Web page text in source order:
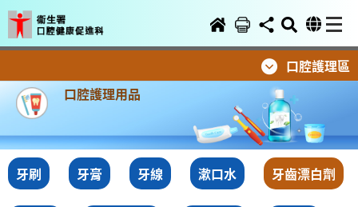
口腔護理區
口腔護理用品
牙刷 牙膏 牙線 漱口水 牙齒漂白劑